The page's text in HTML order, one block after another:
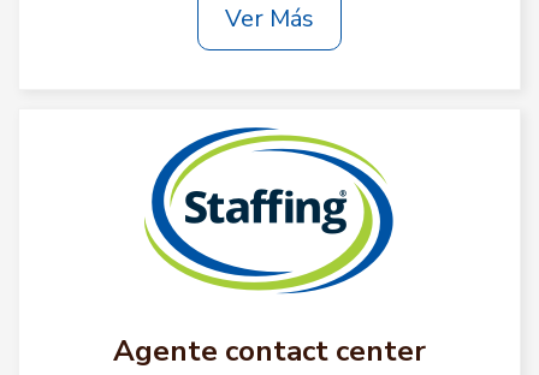
Ver Más
Agente contact center